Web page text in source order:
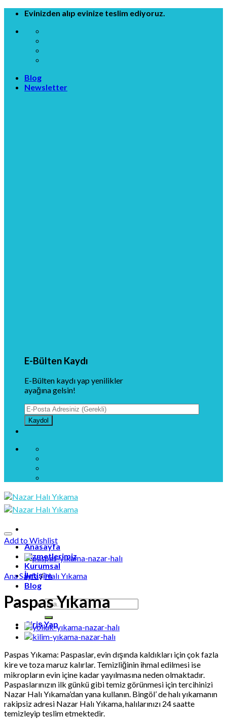
Skip
content
Evinizden alıp evinize teslim ediyoruz.
Blog
Newsletter
E-Bülten Kaydı
E-Bülten kaydı yap yenilikler
ayağına gelsin!
Anasayfa
Hizmetlerimiz
Kurumsal
İletişim
Blog
Ara:
Giriş Yap
Add to Wishlist
Ana Sayfa/Halı Yıkama
Paspas Yıkama
Paspas Yıkama: Paspaslar, evin dışında kaldıkları için çok fazla
kire ve toza maruz kalırlar. Temizliğinin ihmal edilmesi ise
mikropların evin içine kadar yayılmasına neden olmaktadır.
Paspaslarınızın ilk günkü gibi temiz görünmesi için tercihinizi
Nazar Halı Yıkama’dan yana kullanın. Bingöl’ de halı yıkamanın
rakipsiz adresi Nazar Halı Yıkama, halılarınızı 24 saatte
temizleyip teslim etmektedir.